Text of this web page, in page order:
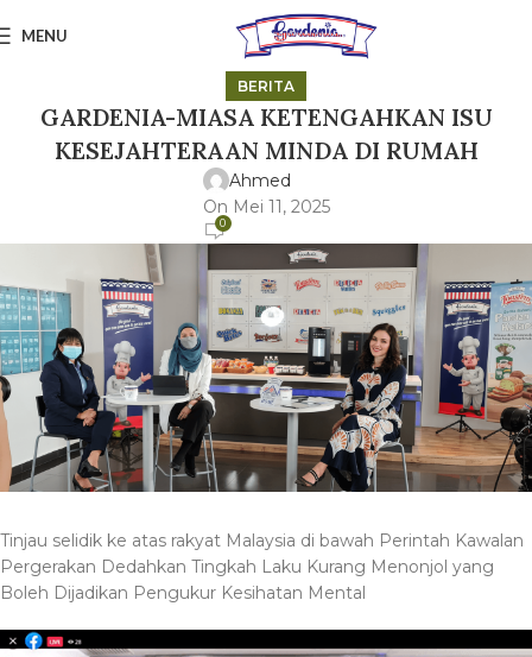
MENU
BERITA
GARDENIA-MIASA KETENGAHKAN ISU
KESEJAHTERAAN MINDA DI RUMAH
Ahmed
On Mei 11, 2025
0
Tinjau selidik ke atas rakyat Malaysia di bawah Perintah Kawalan
Pergerakan Dedahkan Tingkah Laku Kurang Menonjol yang
Boleh Dijadikan Pengukur Kesihatan Mental